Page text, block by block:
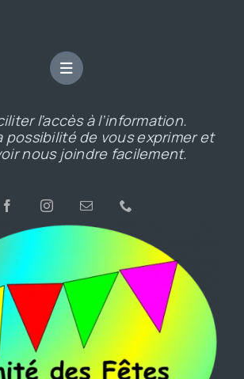
l’accès à l’information.
possibilité de vous exprimer et
nous joindre facilement.